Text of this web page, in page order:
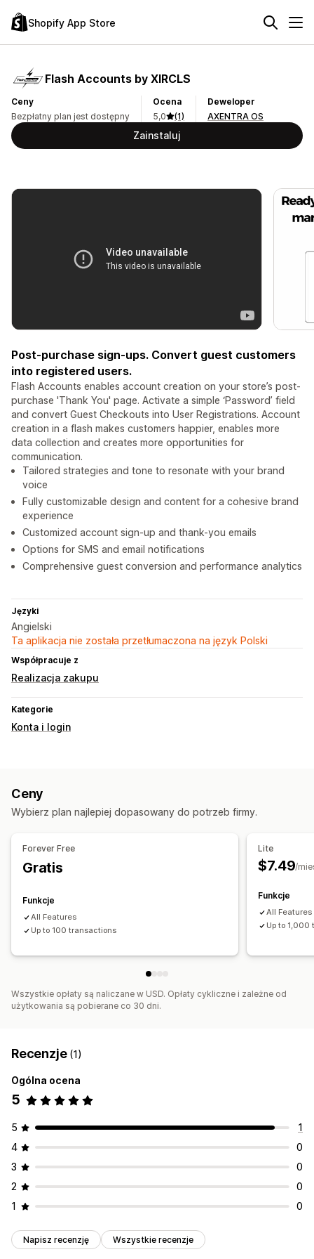
Shopify App Store
Flash Accounts by XIRCLS
Ceny
Bezpłatny plan jest dostępny
Ocena
5,0
(1)
Deweloper
AXENTRA OS
Zainstaluj
Post-purchase sign-ups. Convert guest customers
into registered users.
Flash Accounts enables account creation on your store’s post-
purchase 'Thank You' page. Activate a simple ‘Password’ field
and convert Guest Checkouts into User Registrations. Account
creation in a flash makes customers happier, enables more
data collection and creates more opportunities for
communication.
Tailored strategies and tone to resonate with your brand
voice
Fully customizable design and content for a cohesive brand
experience
Customized account sign-up and thank-you emails
Options for SMS and email notifications
Comprehensive guest conversion and performance analytics
Języki
Angielski
Ta aplikacja nie została przetłumaczona na język Polski
Współpracuje z
Realizacja zakupu
Kategorie
Konta i login
Ceny
Wybierz plan najlepiej dopasowany do potrzeb firmy.
Forever Free
Gratis
Funkcje
All Features
Up to 100 transactions
Lite
$7.49/
Funkcje
All Features
Up to 1,000
Wszystkie opłaty są naliczane w USD. Opłaty cykliczne i zależne od
użytkowania są pobierane co 30 dni.
Recenzje (1)
Ogólna ocena
5
5
1
4
0
3
0
2
0
1
0
Napisz recenzję Wszystkie recenzje